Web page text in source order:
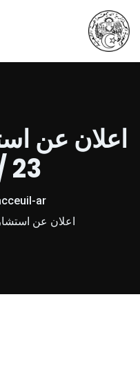
23 / 2024
ar
اعلان عن استشارة رقم